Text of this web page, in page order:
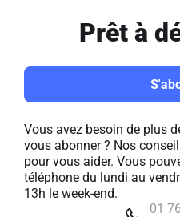
Prêt à
Vous avez besoin de plus
vous abonner ? Nos
pour vous aider. Vous
téléphone du lundi au
13h le week-end.
01